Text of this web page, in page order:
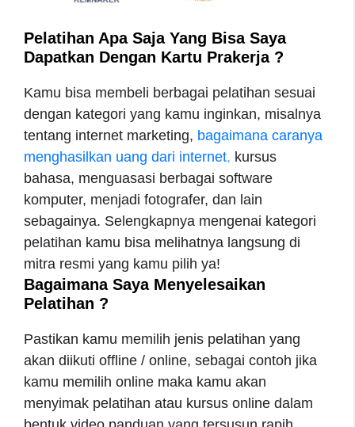
Pelatihan Apa Saja Yang Bisa Saya
Dapatkan Dengan Kartu Prakerja ?
Kamu bisa membeli berbagai pelatihan sesuai
dengan kategori yang kamu inginkan, misalnya
tentang internet marketing, bagaimana caranya
menghasilkan uang dari internet, kursus
bahasa, menguasasi berbagai software
komputer, menjadi fotografer, dan lain
sebagainya. Selengkapnya mengenai kategori
pelatihan kamu bisa melihatnya langsung di
mitra resmi yang kamu pilih ya!
Bagaimana Saya Menyelesaikan
Pelatihan ?
Pastikan kamu memilih jenis pelatihan yang
akan diikuti offline / online, sebagai contoh jika
kamu memilih online maka kamu akan
menyimak pelatihan atau kursus online dalam